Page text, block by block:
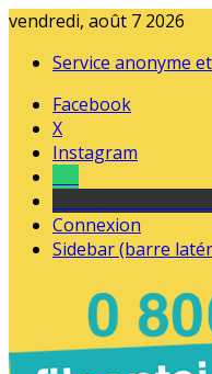
vendredi, août 7 2026
Service anonyme
Facebook
X
Instagram
Connexion
Sidebar (barre